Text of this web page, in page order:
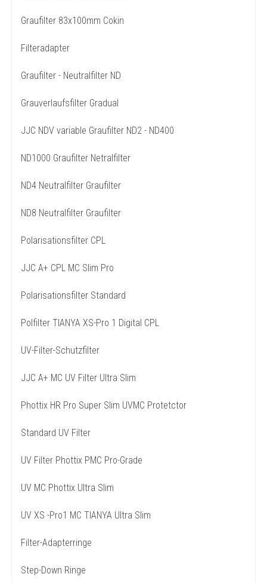
Graufilter 83x100mm Cokin
Filteradapter
Graufilter - Neutralfilter ND
Grauverlaufsfilter Gradual
JJC NDV variable Graufilter ND2 - ND400
ND1000 Graufilter Netralfilter
ND4 Neutralfilter Graufilter
ND8 Neutralfilter Graufilter
Polarisationsfilter CPL
JJC A+ CPL MC Slim Pro
Polarisationsfilter Standard
Polfilter TIANYA XS-Pro 1 Digital CPL
UV-Filter-Schutzfilter
JJC A+ MC UV Filter Ultra Slim
Phottix HR Pro Super Slim UVMC Protetctor
Standard UV Filter
UV Filter Phottix PMC Pro-Grade
UV MC Phottix Ultra Slim
UV XS -Pro1 MC TIANYA Ultra Slim
Filter-Adapterringe
Step-Down Ringe